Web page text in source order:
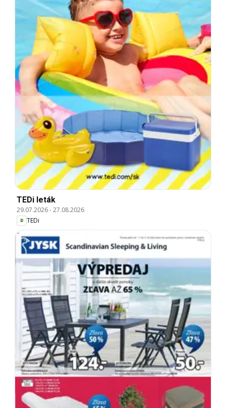
TEDi leták
29.07.2026-27.08.2026
TEDi